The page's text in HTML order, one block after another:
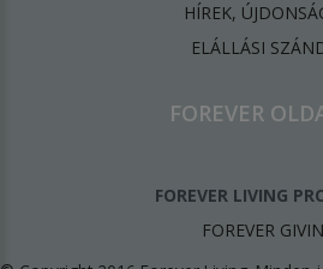
HÍREK,
ELÁLLÁSI
FOREVER
FOREVER LIVING
FOREVER